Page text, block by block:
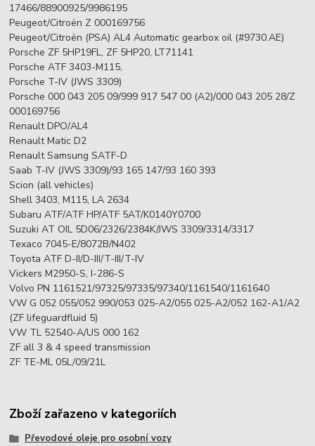
17466/88900925/9986195
Peugeot/Citroën Z 000169756
Peugeot/Citroën (PSA) AL4 Automatic gearbox oil (#9730.AE)
Porsche ZF 5HP19FL, ZF 5HP20, LT71141
Porsche ATF 3403-M115,
Porsche T-IV (JWS 3309)
Porsche 000 043 205 09/999 917 547 00 (A2)/000 043 205 28/Z
000169756
Renault DPO/AL4
Renault Matic D2
Renault Samsung SATF-D
Saab T-IV (JWS 3309)/93 165 147/93 160 393
Scion (all vehicles)
Shell 3403, M115, LA 2634
Subaru ATF/ATF HP/ATF 5AT/K0140Y0700
Suzuki AT OIL 5D06/2326/2384K/JWS 3309/3314/3317
Texaco 7045-E/8072B/N402
Toyota ATF D-II/D-III/T-III/T-IV
Vickers M2950-S, I-286-S
Volvo PN 1161521/97325/97335/97340/1161540/1161640
VW G 052 055/052 990/053 025-A2/055 025-A2/052 162-A1/A2
(ZF lifeguardfluid 5)
VW TL 52540-A/US 000 162
ZF all 3 & 4 speed transmission
ZF TE-ML 05L/09/21L
Zboží zařazeno v kategoriích
Převodové oleje pro osobní vozy